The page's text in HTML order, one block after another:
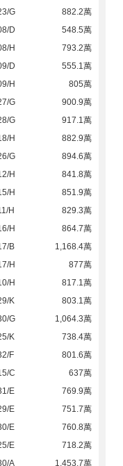
G
882.2萬
D
548.5萬
H
793.2萬
D
555.1萬
H
805萬
G
900.9萬
G
917.1萬
H
882.9萬
G
894.6萬
H
841.8萬
H
851.9萬
H
829.3萬
H
864.7萬
B
1,168.4萬
H
877萬
H
817.1萬
K
803.1萬
G
1,064.3萬
K
738.4萬
F
801.6萬
C
637萬
E
769.9萬
E
751.7萬
E
760.8萬
E
718.2萬
A 1,453.7萬